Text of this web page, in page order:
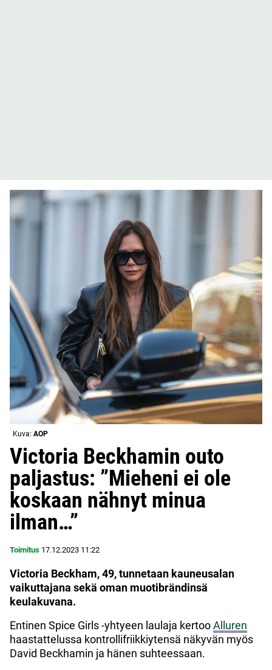
Kuva: AOP
Victoria Beckhamin outo
paljastus: ”Mieheni ei ole
koskaan nähnyt minua
ilman…”
Toimitus 17.12.2023 11:22
Victoria Beckham, 49, tunnetaan kauneusalan
vaikuttajana sekä oman muotibrändinsä
keulakuvana.
Entinen Spice Girls -yhtyeen laulaja kertooAlluren
haastattelussa kontrollifriikkiytensä näkyvän myös
David Beckhamin ja hänen suhteessaan.